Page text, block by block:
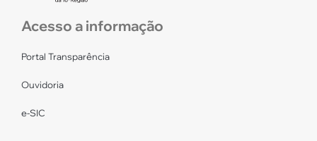
Acesso a informação
Portal Transparência
Ouvidoria
e-SIC